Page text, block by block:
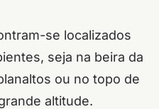
se localizados
seja na beira da
ou no topo de
altitude.